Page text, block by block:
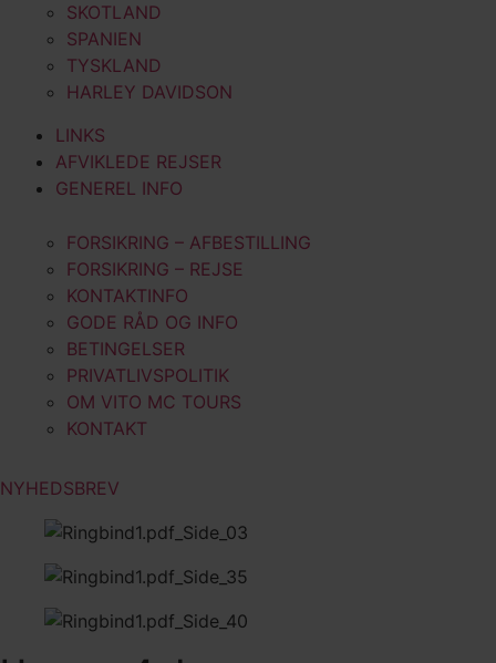
SKOTLAND
SPANIEN
TYSKLAND
HARLEY DAVIDSON
LINKS
AFVIKLEDE REJSER
GENEREL INFO
FORSIKRING – AFBESTILLING
FORSIKRING – REJSE
KONTAKTINFO
GODE RÅD OG INFO
BETINGELSER
PRIVATLIVSPOLITIK
OM VITO MC TOURS
KONTAKT
NYHEDSBREV